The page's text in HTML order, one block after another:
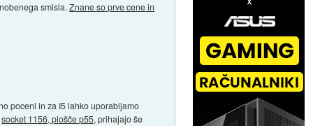
smisla.Znane so prve cene in
poceni in za I5 lahko uporabljamo
socket 1156, plošče p55,prihajajo še